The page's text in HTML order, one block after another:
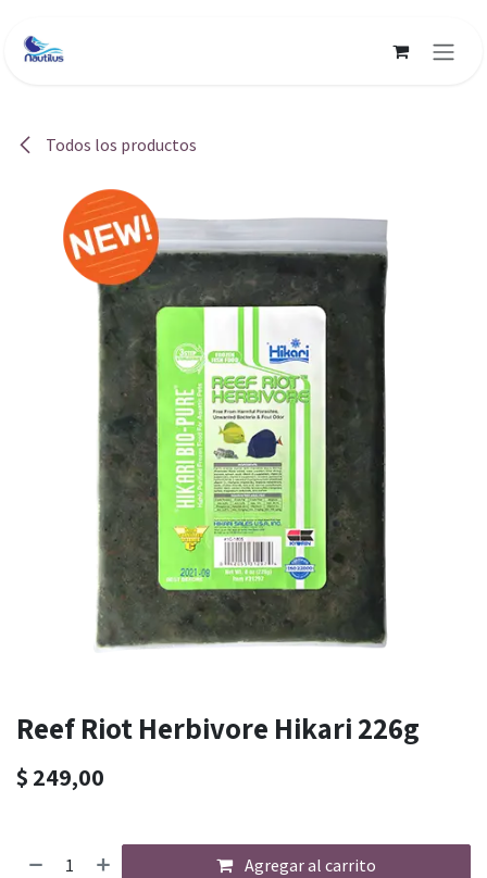
Todos los productos
Reef Riot Herbivore Hikari 226g
$ 249,00
Agregar al carrito